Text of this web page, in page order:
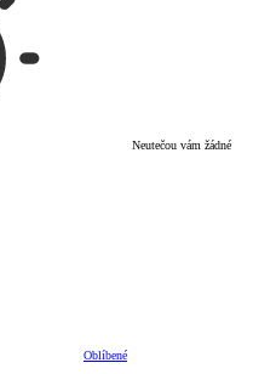
Neutečou vám žádné
Oblíbené